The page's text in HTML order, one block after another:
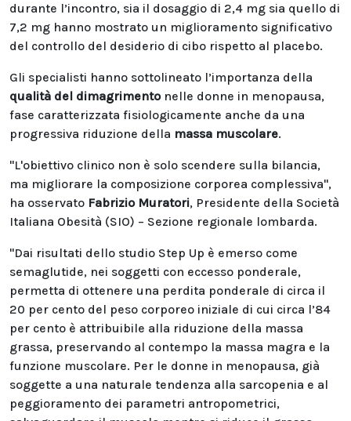
durante l’incontro, sia il dosaggio di 2,4 mg sia quello di
7,2 mg hanno mostrato un miglioramento significativo
del controllo del desiderio di cibo rispetto al placebo.
Gli specialisti hanno sottolineato l’importanza della
qualità del dimagrimentonelle donne in menopausa,
fase caratterizzata fisiologicamente anche da una
progressiva riduzione della massa muscolare.
"L'obiettivo clinico non è solo scendere sulla bilancia,
ma migliorare la composizione corporea complessiva",
ha osservato Fabrizio Muratori, Presidente della Società
Italiana Obesità (SIO) – Sezione regionale lombarda.
"Dai risultati dello studio Step Up è emerso come
semaglutide, nei soggetti con eccesso ponderale,
permetta di ottenere una perdita ponderale di circa il
20 per cento del peso corporeo iniziale di cui circa l’84
per cento è attribuibile alla riduzione della massa
grassa, preservando al contempo la massa magra e la
funzione muscolare. Per le donne in menopausa, già
soggette a una naturale tendenza alla sarcopenia e al
peggioramento dei parametri antropometrici,